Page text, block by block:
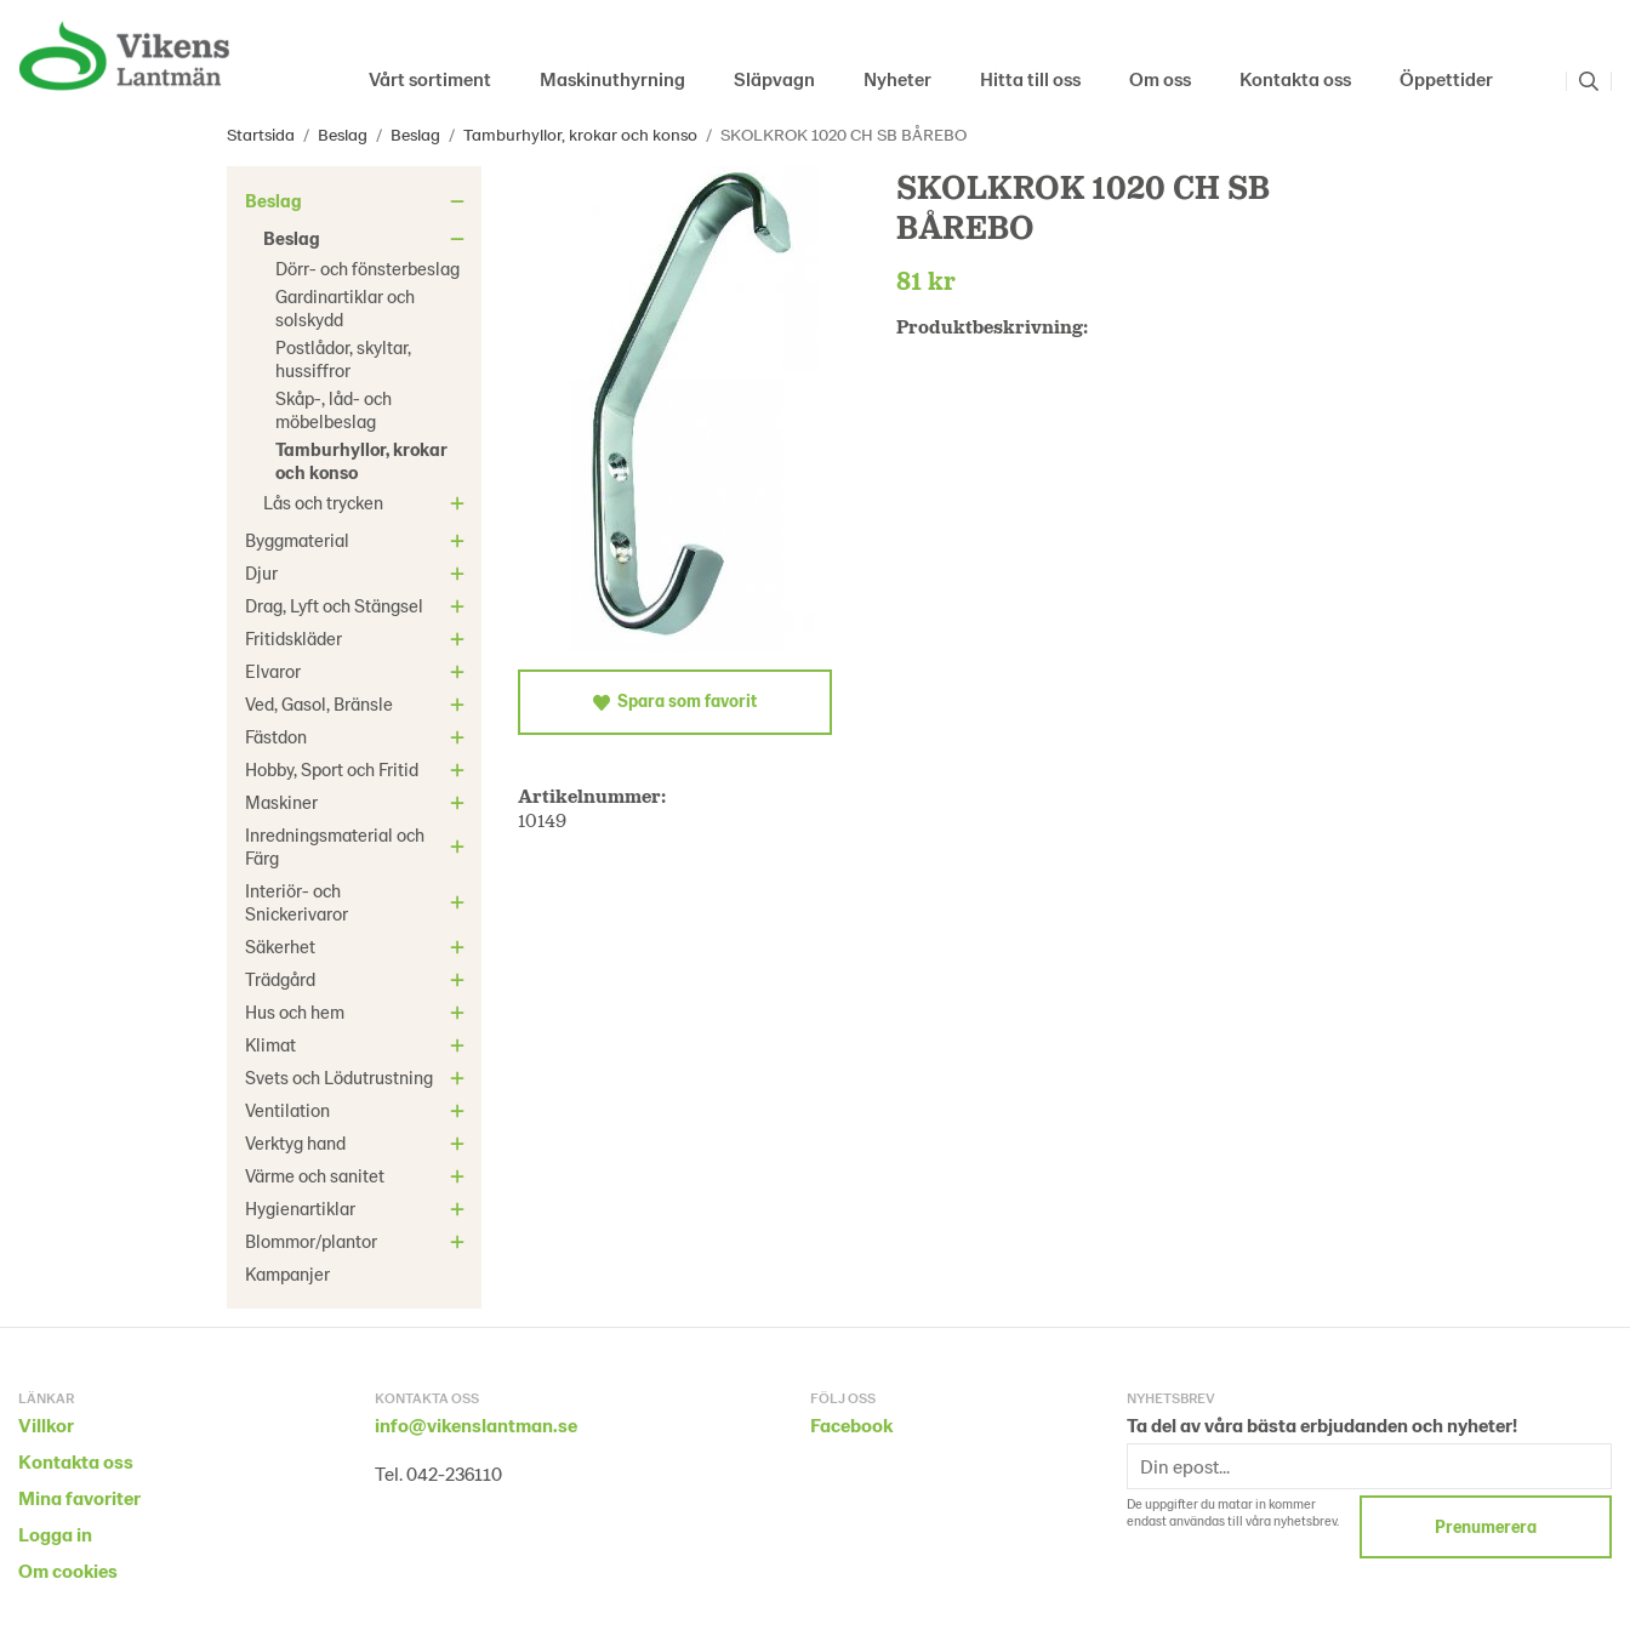
Vårt sortiment Maskinuthyrning Släpvagn Nyheter Hitta till oss Om oss Kontakta oss Öppettider
Startsida / Beslag / Beslag / Tamburhyllor, krokar och konso / SKOLKROK 1020 CH SB BÅREBO
Beslag
Beslag
Dörr- och fönsterbeslag
Gardinartiklar och
solskydd
Postlådor, skyltar,
hussiffror
Skåp-, låd- och
möbelbeslag
Tamburhyllor, krokar
och konso
Lås och trycken
Byggmaterial
Djur
Drag, Lyft och Stängsel
Fritidskläder
Elvaror
Ved, Gasol, Bränsle
Fästdon
Hobby, Sport och Fritid
Maskiner
Inredningsmaterial och
Färg
Interiör- och
Snickerivaror
Säkerhet
Trädgård
Hus och hem
Klimat
Svets och Lödutrustning
Ventilation
Verktyg hand
Värme och sanitet
Hygienartiklar
Blommor/plantor
Kampanjer
SKOLKROK 1020 CH SB
BÅREBO
81 kr
Produktbeskrivning:
Spara som favorit
Artikelnummer:
10149
LÄNKAR
Villkor
Kontakta oss
Mina favoriter
Logga in
Om cookies
KONTAKTA OSS
info@vikenslantman.se
Tel. 042-236110
FÖLJ OSS
Facebook
NYHETSBREV
Ta del av våra bästa erbjudanden och nyheter!
De uppgifter du matar in kommer
endast användas till våra nyhetsbrev.
Prenumerera